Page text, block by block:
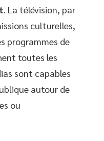
. La télévision, par
culturelles,
programmes de
toutes les
sont capables
autour de
ou